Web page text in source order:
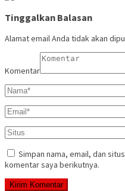
Tinggalkan Balasan
Alamat email Anda tidak akan
Komentar
Simpan nama, email, dan
komentar saya berikutnya.